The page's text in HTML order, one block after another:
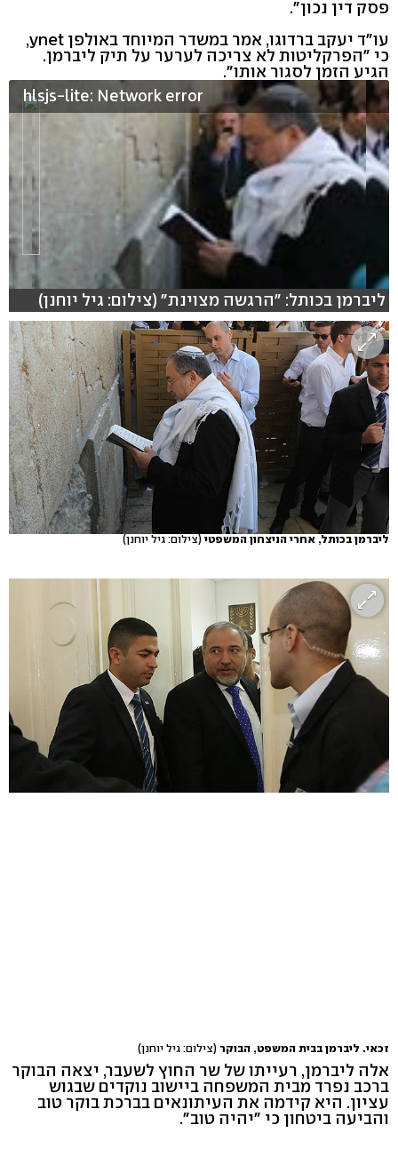
פסק דין נכון".
עו"ד יעקב ברדוגו, אמר במשדר המיוחד באולפן ynet,
כי "הפרקליטות לא צריכה לערער על תיק ליברמן.
הגיע הזמן לסגור אותו".
hlsjs-lite: Network error
ליברמן בכותל: "הרגשה מצוינת" (צילום: גיל יוחנן)
ליברמן בכותל, אחרי הניצחון המשפטי (צילום: גיל יוחנן)
זכאי. ליברמן בבית המשפט, הבוקר (צילום: גיל יוחנן)
אלה ליברמן, רעייתו של שר החוץ לשעבר, יצאה הבוקר
ברכב נפרד מבית המשפחה ביישוב נוקדים שבגוש
עציון. היא קידמה את העיתונאים בברכת בוקר טוב
והביעה ביטחון כי "יהיה טוב".